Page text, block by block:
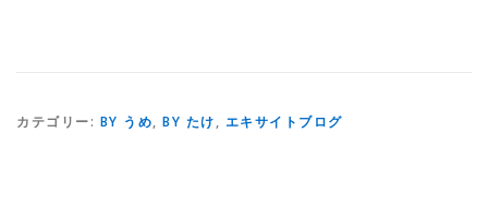
カテゴリー: BY うめ, BY たけ, エキサイトブログ